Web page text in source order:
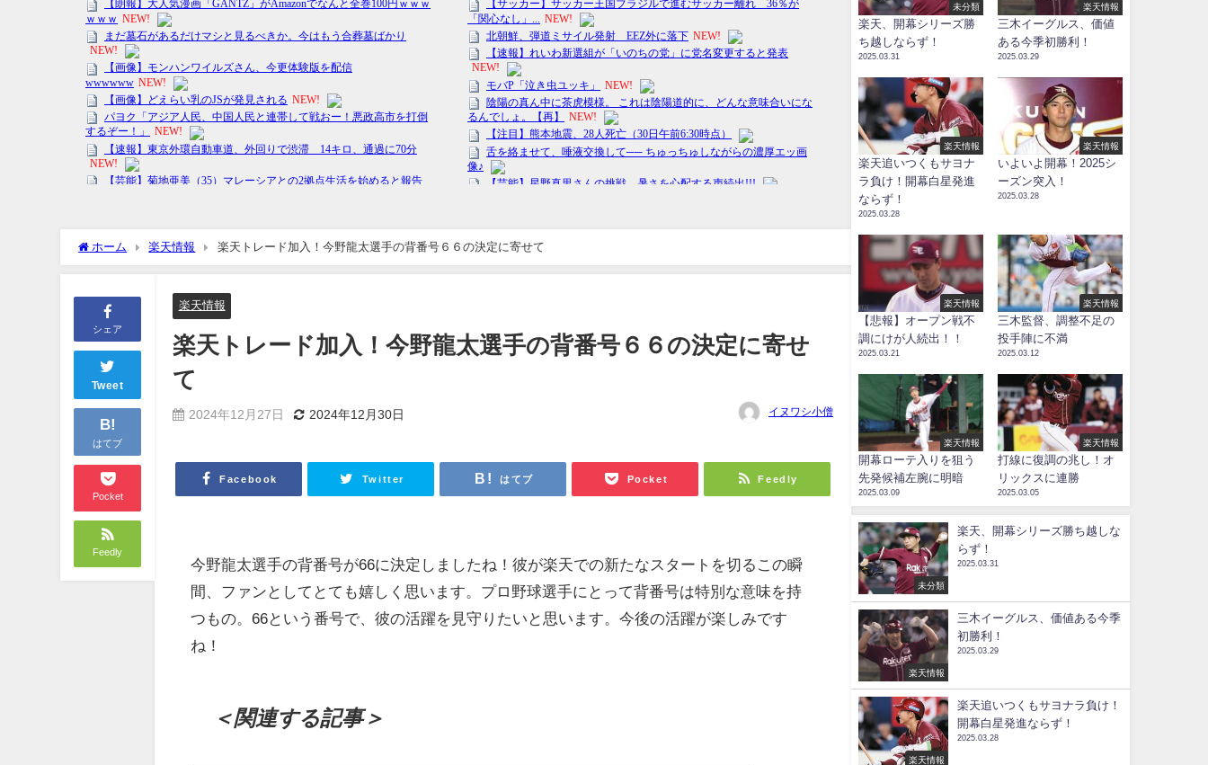
ホーム 楽天情報 楽天トレード加入！今野龍太選手の背番号６６の決定に寄せて
シェア
Tweet
B!
はてブ
Pocket
Feedly
楽天情報
楽天トレード加入！今野龍太選手の背番号６６の決定に寄せ
て
2024年12月27日 2024年12月30日 イヌワシ小僧
Facebook Twitter はてブ Pocket Feedly
今野龍太選手の背番号が66に決定しましたね！彼が楽天での新たなスタートを切るこの瞬
間、ファンとしてとても嬉しく思います。プロ野球選手にとって背番号は特別な意味を持
つもの。66という番号で、彼の活躍を見守りたいと思います。今後の活躍が楽しみです
ね！
＜関連する記事＞
未分類
楽天、開幕シリーズ勝
ち越しならず！
2025.03.31
楽天情報
三木イーグルス、価値
ある今季初勝利！
2025.03.29
楽天情報
楽天追いつくもサヨナ
ラ負け！開幕白星発進
ならず！
2025.03.28
楽天情報
いよいよ開幕！2025シ
ーズン突入！
2025.03.28
楽天情報
【悲報】オープン戦不
調にけが人続出！！
2025.03.21
楽天情報
三木監督、調整不足の
投手陣に不満
2025.03.12
楽天情報
開幕ローテ入りを狙う
先発候補左腕に明暗
2025.03.09
楽天情報
打線に復調の兆し！オ
リックスに連勝
2025.03.05
未分類
楽天、開幕シリーズ勝ち越しな
らず！
2025.03.31
楽天情報
三木イーグルス、価値ある今季
初勝利！
2025.03.29
楽天情報
楽天追いつくもサヨナラ負け！
開幕白星発進ならず！
2025.03.28